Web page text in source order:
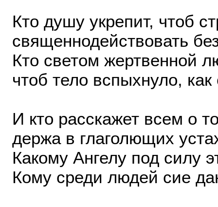
Кто душу укрепит, чтоб
священнодействовать
Кто светом жертвенной
чтоб тело вспыхнуло,
И кто расскажет всем о
держа в глаголющих
Какому Ангелу под силу
Кому среди людей сие